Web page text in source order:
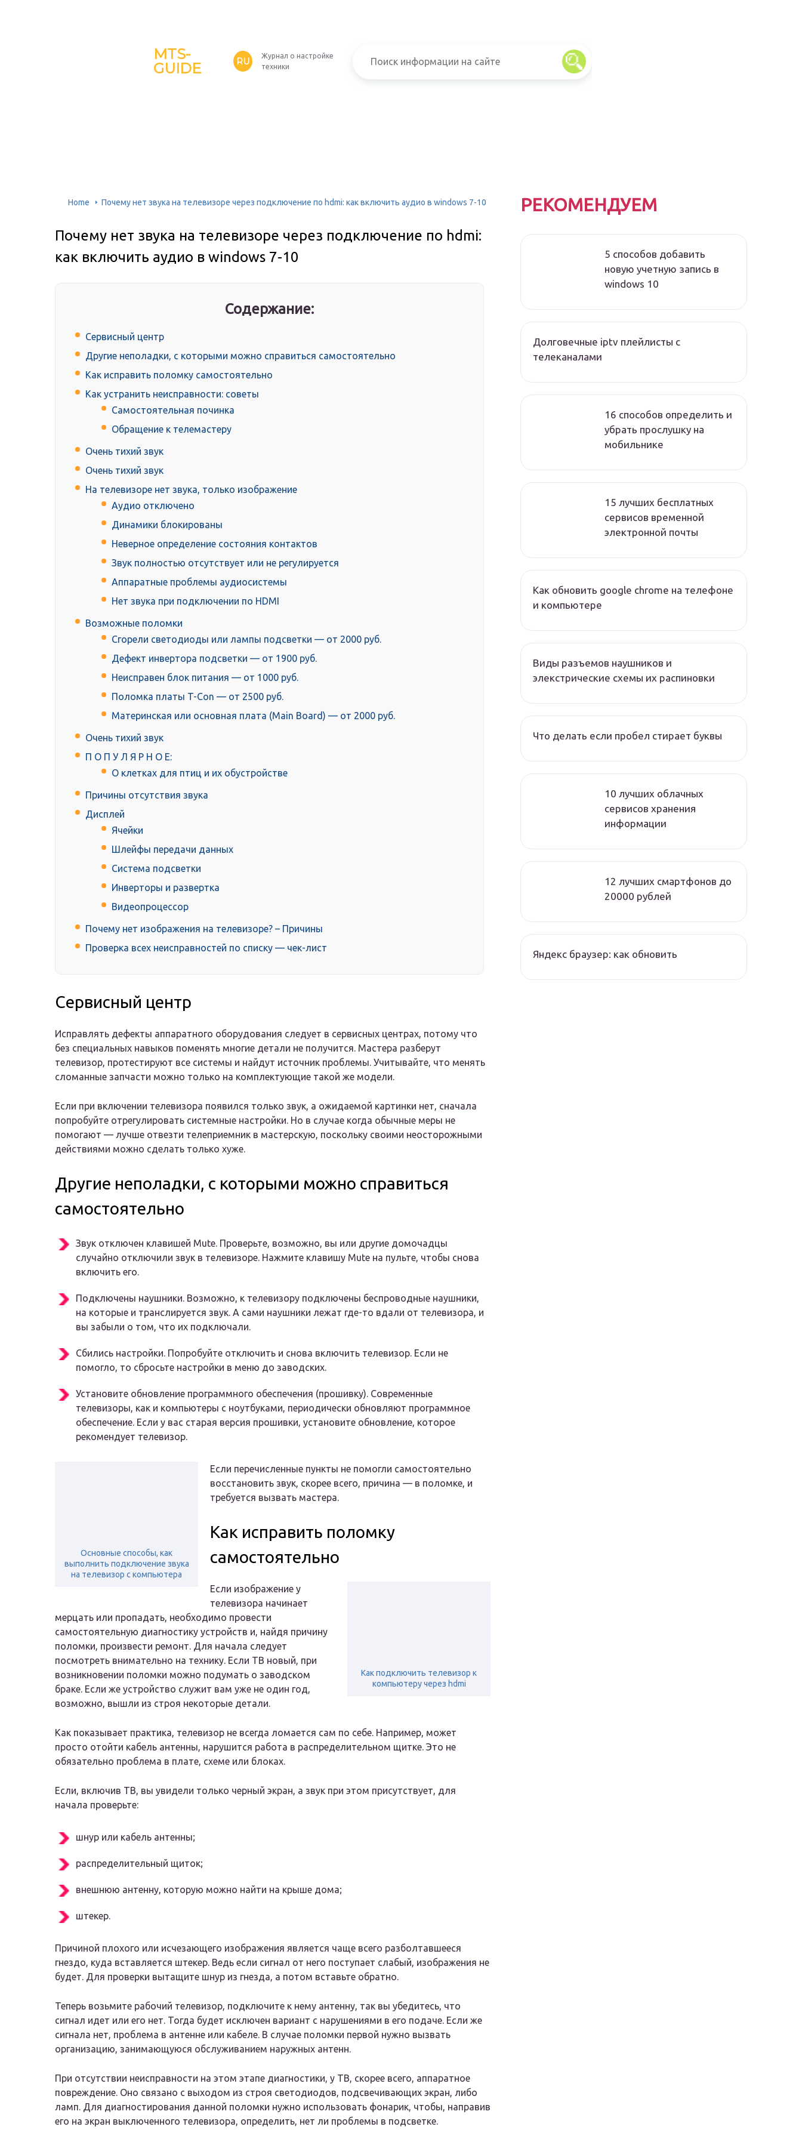
MTS-
GUIDE
RU
Журнал о настройке
техники
Home Почему нет звука на телевизоре через подключение по hdmi: как включить аудио в windows 7-10
Почему нет звука на телевизоре через подключение по hdmi:
как включить аудио в windows 7-10
Содержание:
Сервисный центр
Другие неполадки, с которыми можно справиться самостоятельно
Как исправить поломку самостоятельно
Как устранить неисправности: советы
Самостоятельная починка
Обращение к телемастеру
Очень тихий звук
Очень тихий звук
На телевизоре нет звука, только изображение
Аудио отключено
Динамики блокированы
Неверное определение состояния контактов
Звук полностью отсутствует или не регулируется
Аппаратные проблемы аудиосистемы
Нет звука при подключении по HDMI
Возможные поломки
Сгорели светодиоды или лампы подсветки — от 2000 руб.
Дефект инвертора подсветки — от 1900 руб.
Неисправен блок питания — от 1000 руб.
Поломка платы T-Con — от 2500 руб.
Материнская или основная плата (Main Board) — от 2000 руб.
Очень тихий звук
П О П У Л Я Р Н О Е:
О клетках для птиц и их обустройстве
Причины отсутствия звука
Дисплей
Ячейки
Шлейфы передачи данных
Система подсветки
Инверторы и развертка
Видеопроцессор
Почему нет изображения на телевизоре? – Причины
Проверка всех неисправностей по списку — чек-лист
Сервисный центр
Исправлять дефекты аппаратного оборудования следует в сервисных центрах, потому что
без специальных навыков поменять многие детали не получится. Мастера разберут
телевизор, протестируют все системы и найдут источник проблемы. Учитывайте, что менять
сломанные запчасти можно только на комплектующие такой же модели.
Если при включении телевизора появился только звук, а ожидаемой картинки нет, сначала
попробуйте отрегулировать системные настройки. Но в случае когда обычные меры не
помогают — лучше отвезти телеприемник в мастерскую, поскольку своими неосторожными
действиями можно сделать только хуже.
Другие неполадки, с которыми можно справиться
самостоятельно
Звук отключен клавишей Mute. Проверьте, возможно, вы или другие домочадцы
случайно отключили звук в телевизоре. Нажмите клавишу Mute на пульте, чтобы снова
включить его.
Подключены наушники. Возможно, к телевизору подключены беспроводные наушники,
на которые и транслируется звук. А сами наушники лежат где-то вдали от телевизора, и
вы забыли о том, что их подключали.
Сбились настройки. Попробуйте отключить и снова включить телевизор. Если не
помогло, то сбросьте настройки в меню до заводских.
Установите обновление программного обеспечения (прошивку). Современные
телевизоры, как и компьютеры с ноутбуками, периодически обновляют программное
обеспечение. Если у вас старая версия прошивки, установите обновление, которое
рекомендует телевизор.
Основные способы, как
выполнить подключение звука
на телевизор с компьютера
Если перечисленные пункты не помогли самостоятельно
восстановить звук, скорее всего, причина — в поломке, и
требуется вызвать мастера.
Как исправить поломку
самостоятельно
Как подключить телевизор к
компьютеру через hdmi
Если изображение у
телевизора начинает
мерцать или пропадать, необходимо провести
самостоятельную диагностику устройств и, найдя причину
поломки, произвести ремонт. Для начала следует
посмотреть внимательно на технику. Если ТВ новый, при
возникновении поломки можно подумать о заводском
браке. Если же устройство служит вам уже не один год,
возможно, вышли из строя некоторые детали.
Как показывает практика, телевизор не всегда ломается сам по себе. Например, может
просто отойти кабель антенны, нарушится работа в распределительном щитке. Это не
обязательно проблема в плате, схеме или блоках.
Если, включив ТВ, вы увидели только черный экран, а звук при этом присутствует, для
начала проверьте:
шнур или кабель антенны;
распределительный щиток;
внешнюю антенну, которую можно найти на крыше дома;
штекер.
Причиной плохого или исчезающего изображения является чаще всего разболтавшееся
гнездо, куда вставляется штекер. Ведь если сигнал от него поступает слабый, изображения не
будет. Для проверки вытащите шнур из гнезда, а потом вставьте обратно.
Теперь возьмите рабочий телевизор, подключите к нему антенну, так вы убедитесь, что
сигнал идет или его нет. Тогда будет исключен вариант с нарушениями в его подаче. Если же
сигнала нет, проблема в антенне или кабеле. В случае поломки первой нужно вызвать
организацию, занимающуюся обслуживанием наружных антенн.
При отсутствии неисправности на этом этапе диагностики, у ТВ, скорее всего, аппаратное
повреждение. Оно связано с выходом из строя светодиодов, подсвечивающих экран, либо
ламп. Для диагностирования данной поломки нужно использовать фонарик, чтобы, направив
его на экран выключенного телевизора, определить, нет ли проблемы в подсветке.
РЕКОМЕНДУЕМ
5 способов добавить
новую учетную запись в
windows 10
Долговечные iptv плейлисты с
телеканалами
16 способов определить и
убрать прослушку на
мобильнике
15 лучших бесплатных
сервисов временной
электронной почты
Как обновить google chrome на телефоне
и компьютере
Виды разъемов наушников и
элекстрические схемы их распиновки
Что делать если пробел стирает буквы
10 лучших облачных
сервисов хранения
информации
12 лучших смартфонов до
20000 рублей
Яндекс браузер: как обновить